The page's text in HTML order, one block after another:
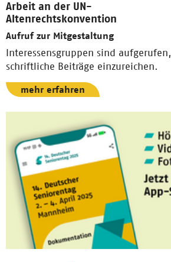
Arbeit an der UN-
Altenrechtskonvention
Aufruf zur Mitgestaltung
Interessensgruppen sind aufgerufen,
schriftliche Beiträge einzureichen.
mehr erfahren